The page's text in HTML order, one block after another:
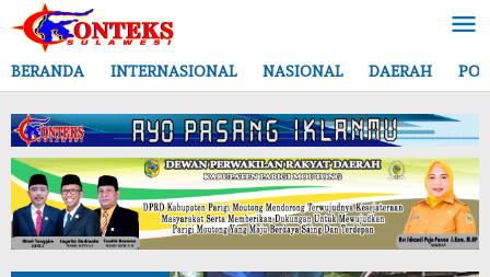
Lewati
ke
konten
BERANDA
INTERNASIONAL NASIONAL DAERAH